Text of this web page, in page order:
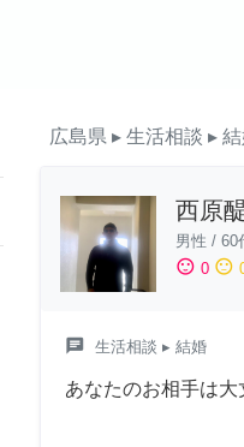
広島県 ▸ 生活相談 ▸
西原
男性 / 60
sentiment_satisfied 0 sentiment_neutral
chat 生活相談 ▸ 結婚
あなたのお相手は大